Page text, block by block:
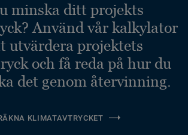
minska ditt projekts
Använd vår kalkylator
utvärdera projektets
och få reda på hur du
det genom återvinning.
KLIMATAVTRYCKET